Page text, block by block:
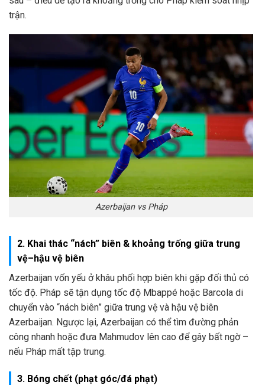
trận.
Azerbaijan vs Pháp
2. Khai thác “nách” biên & khoảng trống giữa trung
vệ–hậu vệ biên
Azerbaijan vốn yếu ở khâu phối hợp biên khi gặp đối thủ có
tốc độ. Pháp sẽ tận dụng tốc độ Mbappé hoặc Barcola di
chuyển vào “nách biên” giữa trung vệ và hậu vệ biên
Azerbaijan. Ngược lại, Azerbaijan có thể tìm đường phản
công nhanh hoặc đưa Mahmudov lên cao để gây bất ngờ –
nếu Pháp mất tập trung.
3. Bóng chết (phạt góc/đá phạt)